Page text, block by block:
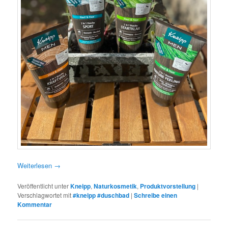
Weiterlesen →
Veröffentlicht unterKneipp,Naturkosmetik, Produktvorstellung |
Verschlagwortet mit#kneipp #duschbad |Schreibe einen
Kommentar